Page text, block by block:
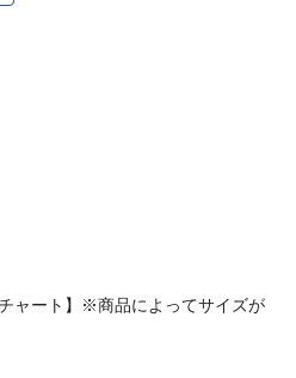
ャート】※商品によってサイズが